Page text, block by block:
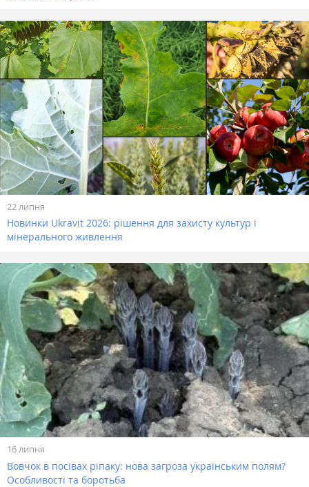
22 липня
Новинки Ukravit 2026: рішення для захисту культур і
мінерального живлення
16 липня
Вовчок в посівах ріпаку: нова загроза українським полям?
Особливості та боротьба